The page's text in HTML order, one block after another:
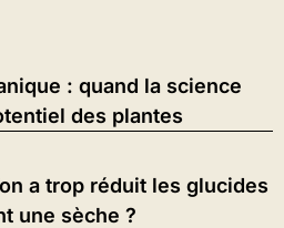
: quand la science
des plantes
a trop réduit les glucides
une sèche ?